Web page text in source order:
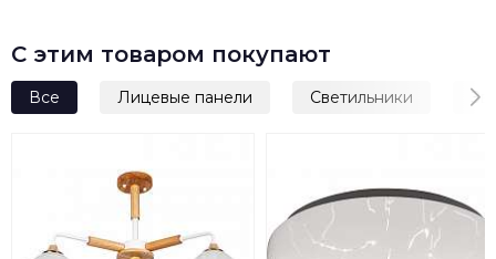
С этим товаром покупают
Все Лицевые панели Светильники